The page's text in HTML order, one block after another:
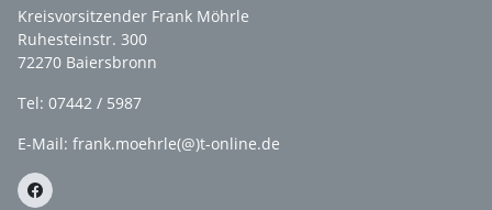
Kreisvorsitzender Frank Möhrle
Ruhesteinstr. 300
72270 Baiersbronn
Tel: 07442 / 5987
E-Mail: frank.moehrle(@)t-online.de